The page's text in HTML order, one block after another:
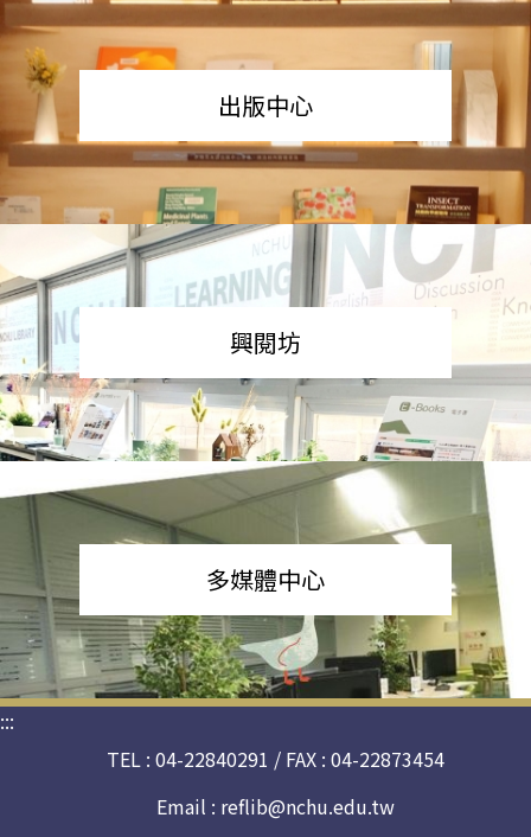
出版中心
興閱坊
多媒體中心
:::
TEL : 04-22840291 / FAX : 04-22873454
Email : reflib@nchu.edu.tw